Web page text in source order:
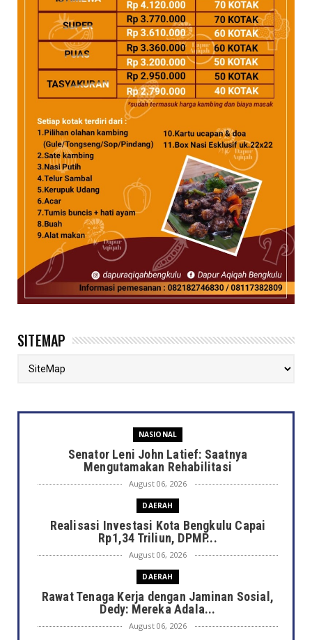
SITEMAP
NASIONAL
Senator Leni John Latief: Saatnya
Mengutamakan Rehabilitasi
August 06, 2026
DAERAH
Realisasi Investasi Kota Bengkulu Capai
Rp1,34 Triliun, DPMP...
August 06, 2026
DAERAH
Rawat Tenaga Kerja dengan Jaminan Sosial,
Dedy: Mereka Adala...
August 06, 2026